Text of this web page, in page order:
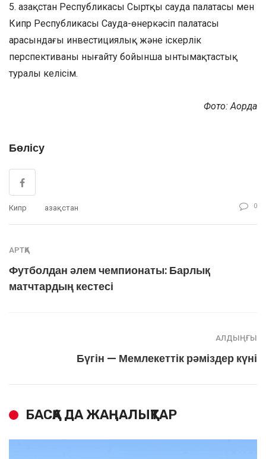
5. Қазақстан Республикасы Сыртқы сауда палатасы мен
Кипр Республикасы Сауда-өнеркәсіп палатасы
арасындағы инвестициялық және іскерлік
перспективаны нығайту бойынша ынтымақтастық
туралы келісім.
Фото: Ақорда
Бөлісу
Кипр Қазақстан 0
АРТҚА
Футболдан әлем чемпионаты: Барлық
матчтардың кестесі
АЛДЫҢҒЫ
Бүгін — Мемлекеттік рәміздер күні
БАСҚА ДА ЖАҢАЛЫҚТАР